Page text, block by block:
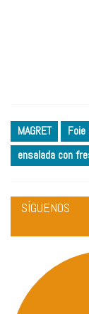
MAGRET
ensalada con
SÍGUENOS